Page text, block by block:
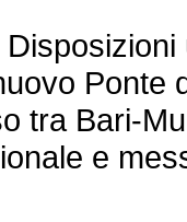
Ponte
tra Bari-
e